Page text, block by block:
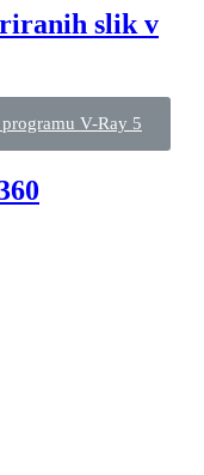
slik v
V-Ray 5